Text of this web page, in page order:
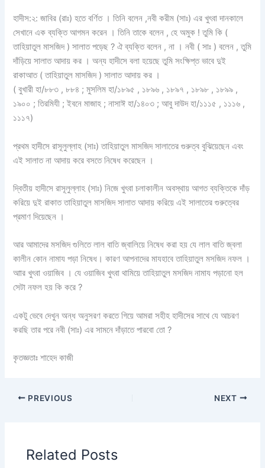
হাদীস:২: জাবির (রাঃ) হতে বর্ণিত । তিনি বলেন ,নবী করীম (সাঃ) এর খুৎবা দানকালে
সেখানে এক ব্যক্তি আগমন করেন । তিনি তাকে বলেন , হে অমুক ! তুমি কি (
তাহিয়াতুল মাসজিদ ) সালাত পড়েছ ? ঐ ব্যক্তি বলেন , না । নবী ( সাঃ ) বলেন , তুমি
দাঁড়িয়ে সালাত আদায় কর । অন্য হাদীসে বলা হয়েছে তুমি সংক্ষিপ্ত ভাবে দুই
রাকাআত ( তাহিয়াতুল মাসজিদ ) সালাত আদায় কর ।
( বুখারী হা/৮৮৩ , ৮৮৪ ; মুসলিম হা/১৮৯৫ , ১৮৯৬ , ১৮৯৭ , ১৮৯৮ , ১৮৯৯ ,
১৯০০ ; তিরমিযী ; ইবনে মাজাহ ; নাসাঈ হা/১৪০৩ ; আবু দাউদ হা/১১১৫ , ১১১৬ ,
১১১৭)
প্রথম হাদীসে রাসূলুল্লাহ (সাঃ) তাহিয়াতুল মাসজিদ সালাতের গুরুত্ব বুঝিয়েছেন এবং
এই সালাত না আদায় করে বসতে নিষেধ করেছেন ।
দ্বিতীয় হাদীসে রাসূলুল্লাহ (সাঃ) নিজে খুৎবা চলাকালীন অবস্থায় আগত ব্যক্তিকে দাঁড়
করিয়ে দুই রাকাত তাহিয়াতুল মাসজিদ সালাত আদায় করিয়ে এই সালাতের গুরুত্বের
প্রমাণ দিয়েছেন ।
আর আমাদের মসজিদ গুলিতে লাল বাতি জ্বালিয়ে নিষেধ করা হয় যে লাল বাতি জ্বলা
কালীন কোন নামায পড়া নিষেধ। কারণ আপনাদের মাযহাবে তাহিয়াতুল মসজিদ নফল ।
আার খুৎবা ওয়াজিব । যে ওয়াজিব খুৎবা থামিয়ে তাহিয়াতুল মসজিদ নামায পড়ানো হল
সেটা নফল হয় কি করে ?
একটু ভেবে দেখুন অন্ধ অনুসরণ করতে গিয়ে আমরা সহীহ হাদীসের সাথে যে আচরণ
করছি তার পরে নবী (সাঃ) এর সামনে দাঁড়াতে পারবো তো ?
কৃতজ্ঞতাঃ শাহেদ কাজী
PREVIOUS NEXT
Related Posts